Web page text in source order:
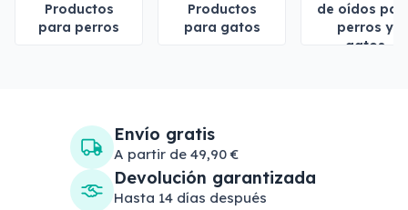
Productos
para perros
Productos
para gatos
de oídos
perros y
gatos
Envío gratis
A partir de 49,90 €
Devolución garantizada
Hasta 14 días después